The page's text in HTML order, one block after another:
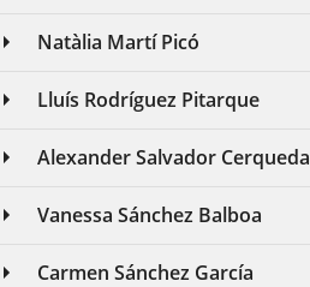
Natàlia Martí Picó
Lluís Rodríguez Pitarque
Alexander Salvador Cerqueda
Vanessa Sánchez Balboa
Carmen Sánchez García